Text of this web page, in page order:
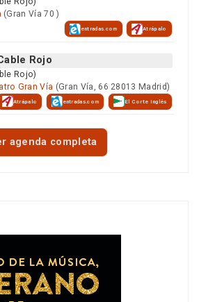
(Gran Vía 70 )
entradas.com Atrápalo
Rojo
Rojo)
Gran Vía (Gran Vía, 66 28013 Madrid)
Atrápalo entradas.com El Corte Inglés
agenda completa